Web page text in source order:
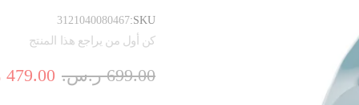
SKU
3121040080467
كن أول من يراجع هذا المنتج
479.00 ر.س.‏ 699.00 ر.س.‏